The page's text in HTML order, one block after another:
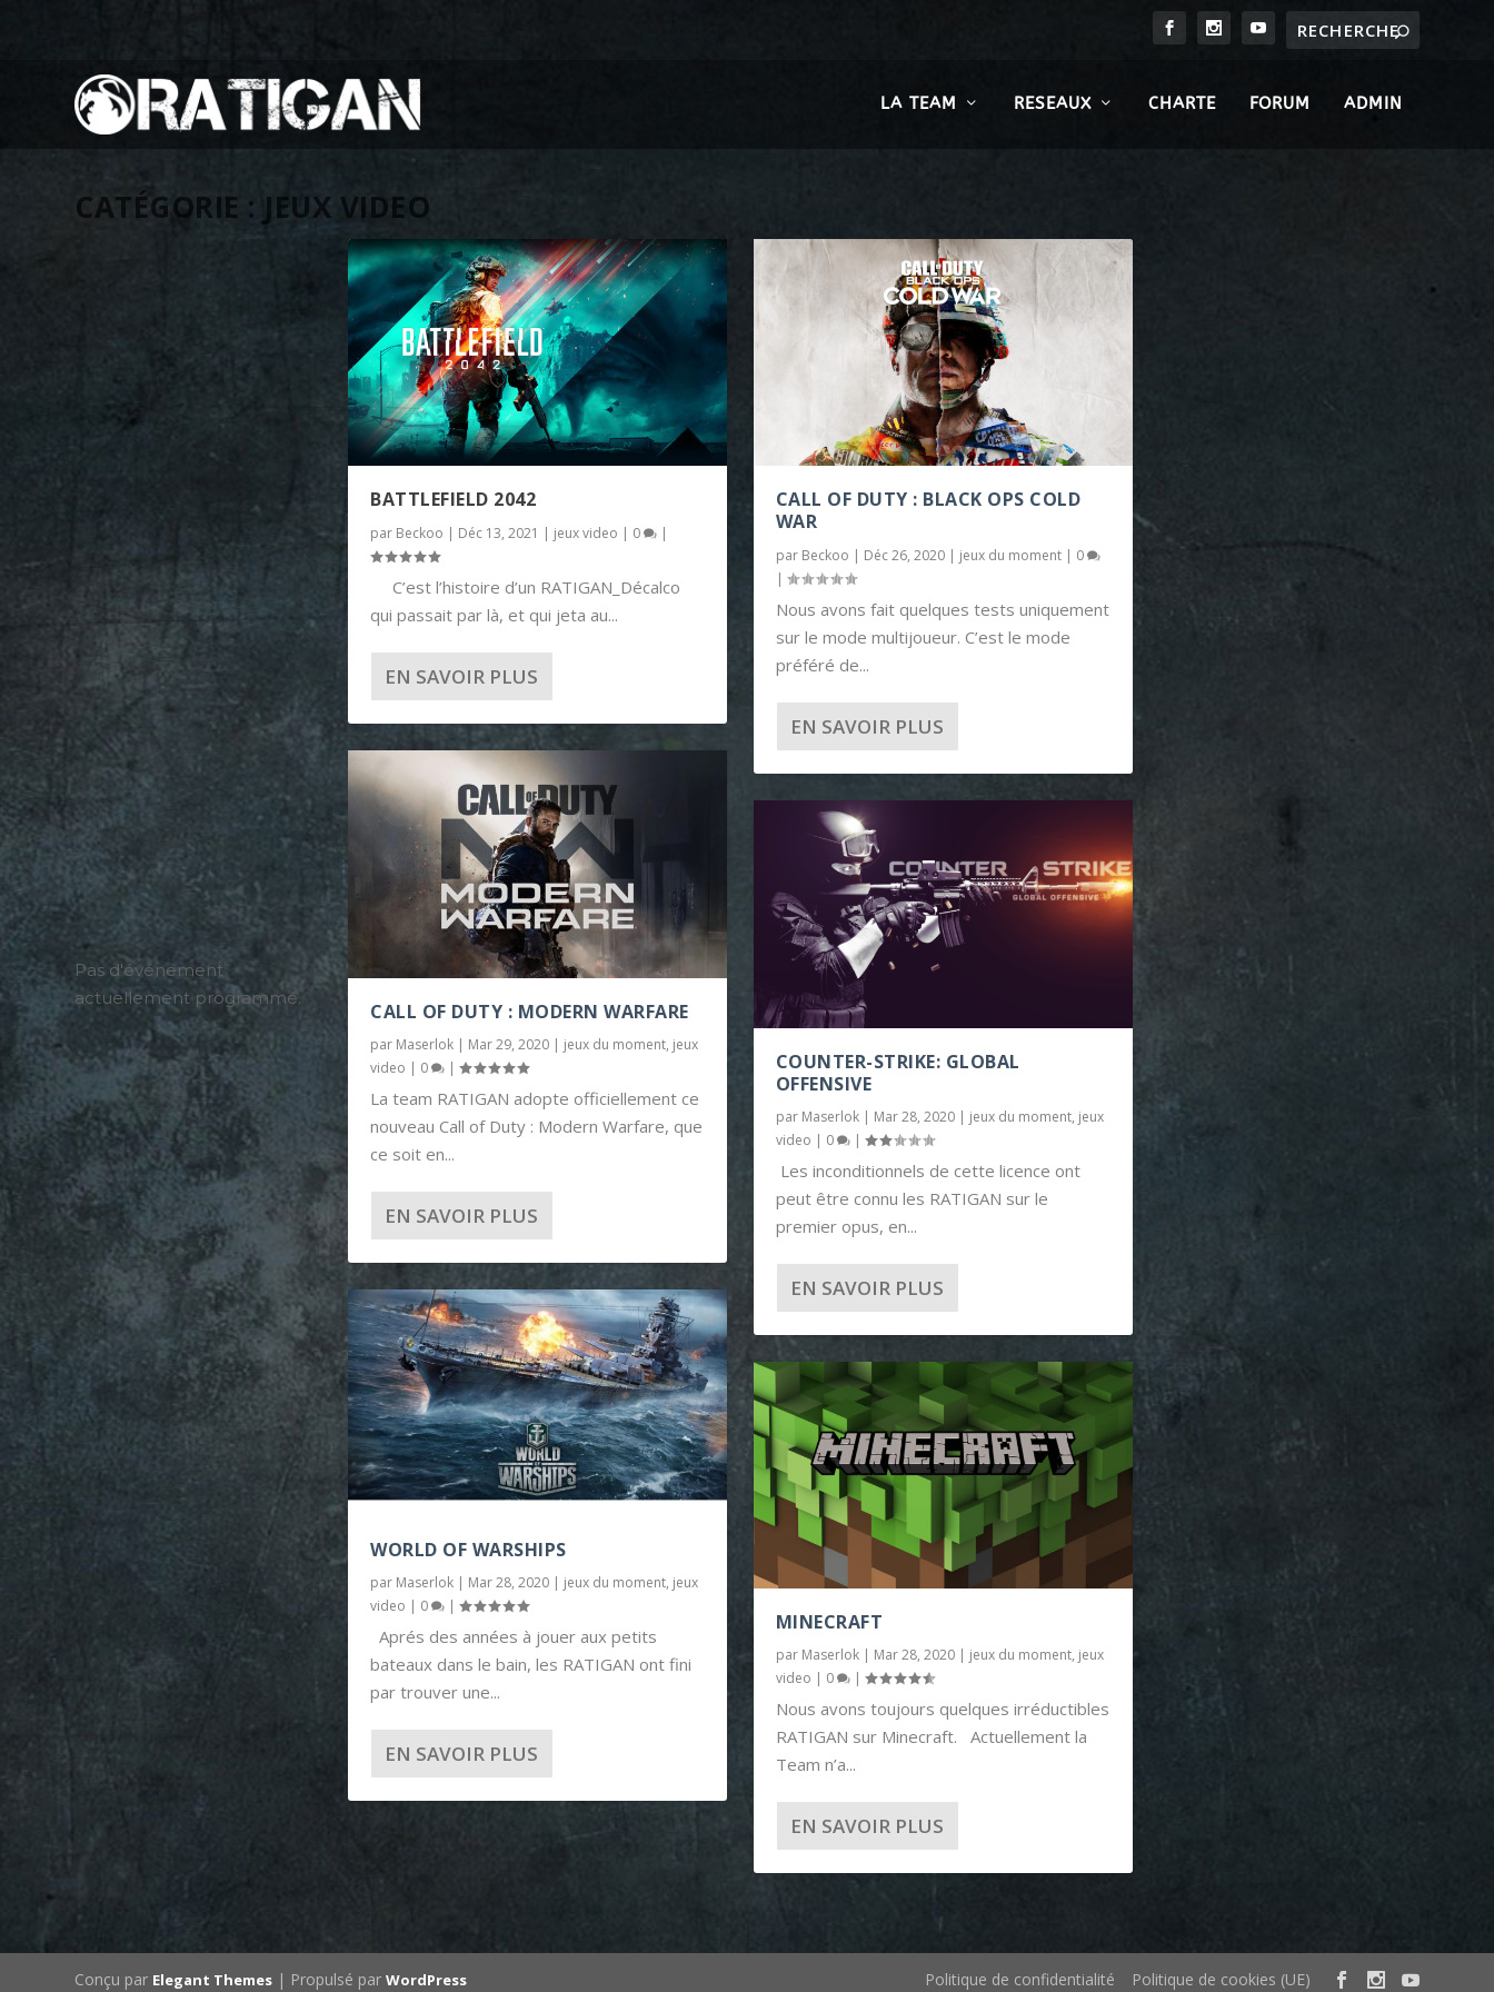
LA TEAM RESEAUX CHARTE FORUM ADMIN
CATÉGORIE : JEUX VIDEO
Pas d'événement
actuellement programmé.
BATTLEFIELD 2042
par Beckoo | Déc 13, 2021 | jeux video | 0 |
C’est l’histoire d’un RATIGAN_Décalco
qui passait par là, et qui jeta au...
EN SAVOIR PLUS
CALL OF DUTY : MODERN WARFARE
par Maserlok | Mar 29, 2020 | jeux du moment, jeux
video | 0 |
La team RATIGAN adopte officiellement ce
nouveau Call of Duty : Modern Warfare, que
ce soit en...
EN SAVOIR PLUS
WORLD OF WARSHIPS
par Maserlok | Mar 28, 2020 | jeux du moment, jeux
video | 0 |
Aprés des années à jouer aux petits
bateaux dans le bain, les RATIGAN ont fini
par trouver une...
EN SAVOIR PLUS
CALL OF DUTY : BLACK OPS COLD
WAR
par Beckoo | Déc 26, 2020| jeux du moment| 0
|
Nous avons fait quelques tests uniquement
sur le mode multijoueur. C’est le mode
préféré de...
EN SAVOIR PLUS
COUNTER-STRIKE: GLOBAL
OFFENSIVE
par Maserlok| Mar 28, 2020| jeux du moment, jeux
video | 0 |
Les inconditionnels de cette licence ont
peut être connu les RATIGAN sur le
premier opus, en...
EN SAVOIR PLUS
MINECRAFT
par Maserlok| Mar 28, 2020| jeux du moment, jeux
video | 0 |
Nous avons toujours quelques irréductibles
RATIGAN sur Minecraft. Actuellement la
Team n’a...
EN SAVOIR PLUS
Conçu par Elegant Themes | Propulsé parWordPress Politique de confidentialité Politique de cookies (UE)